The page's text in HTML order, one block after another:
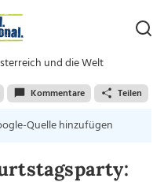
und die Welt
Kommentare Teilen
Quelle hinzufügen